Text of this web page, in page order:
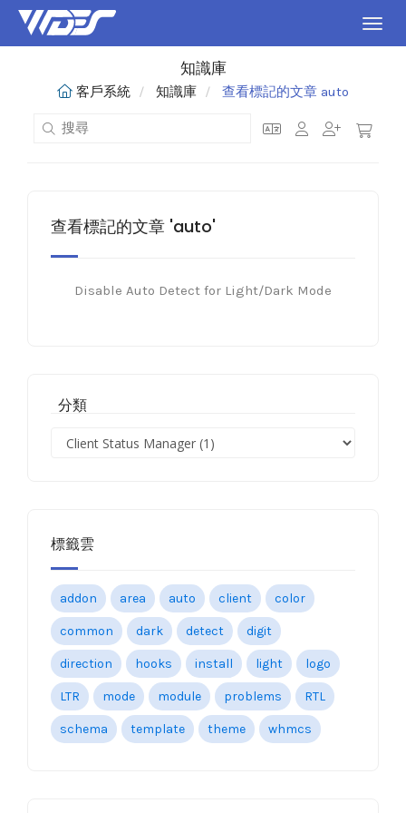
切換
知識庫
客戶系統 知識庫 查看標記的文章 auto
分類
標籤雲
addon area auto client color
common dark detect digit
direction hooks install light logo
LTR mode module problems RTL
schema template theme whmcs
查看標記的文章 'auto'
Disable Auto Detect for Light/Dark Mode